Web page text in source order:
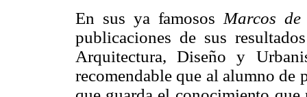
En sus ya famosos Marcos
publicaciones de sus
Arquitectura, Diseño y
recomendable que al alumno de